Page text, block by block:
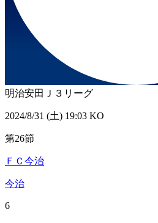
明治安田Ｊ３リーグ
2024/8/31 (土) 19:03 KO
第26節
ＦＣ今治
今治
6